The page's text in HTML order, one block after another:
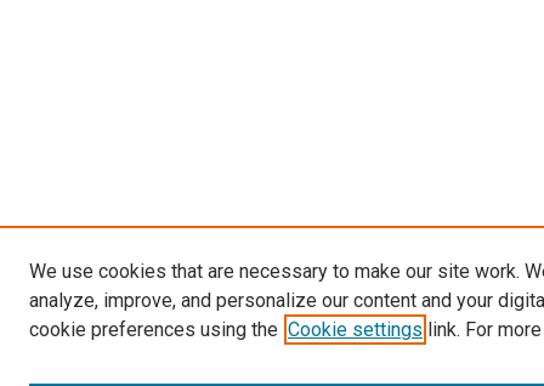
We use cookies that are necessary to make our site work.
analyze, improve, and personalize our content and your
cookie preferences using the Cookie settings link. For